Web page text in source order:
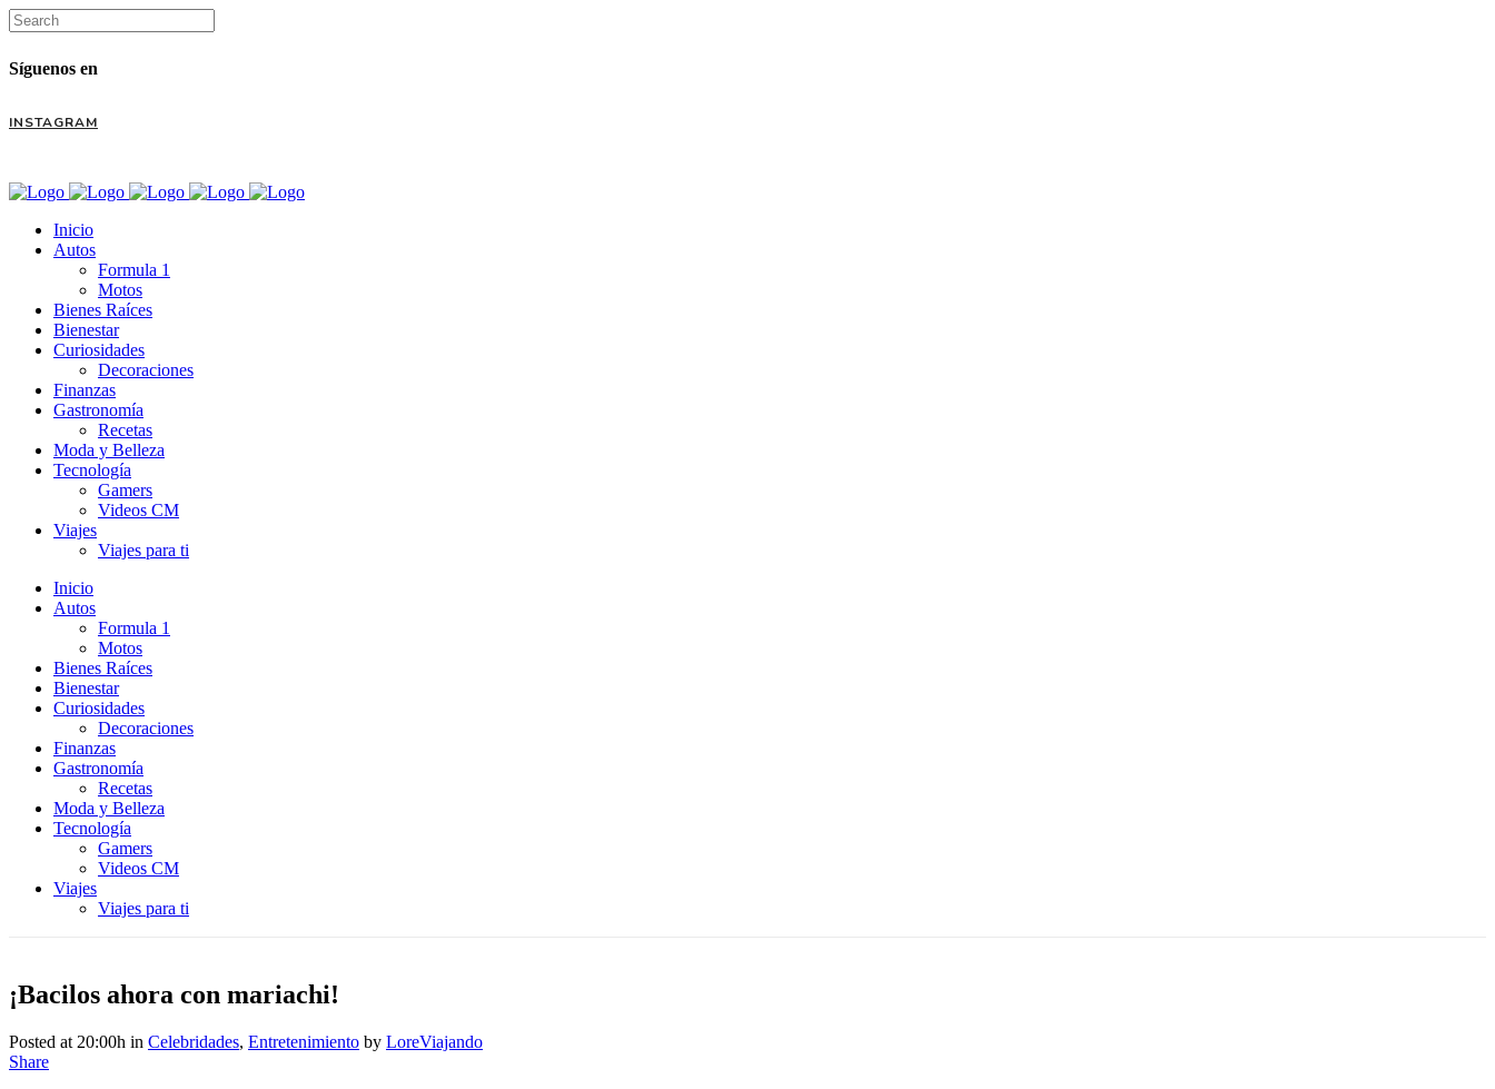
Síguenos en
INSTAGRAM
Inicio
Autos
Formula 1
Motos
Bienes Raíces
Bienestar
Curiosidades
Decoraciones
Finanzas
Gastronomía
Recetas
Moda y Belleza
Tecnología
Gamers
Videos CM
Viajes
Viajes para ti
Inicio
Autos
Formula 1
Motos
Bienes Raíces
Bienestar
Curiosidades
Decoraciones
Finanzas
Gastronomía
Recetas
Moda y Belleza
Tecnología
Gamers
Videos CM
Viajes
Viajes para ti
¡Bacilos ahora con mariachi!
Posted at 20:00h in Celebridades, Entretenimiento by LoreViajando
Share